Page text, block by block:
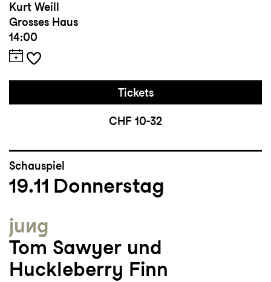
Kurt Weill
Grosses Haus
14:00
Tickets
CHF 10-32
Schauspiel
19.11 Donnerstag
jung
Tom Sawyer und
Huckleberry Finn